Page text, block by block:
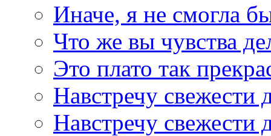
Иначе, я не смогла
Что же вы чувства
Это плато так
Навстречу
Навстречу свежести